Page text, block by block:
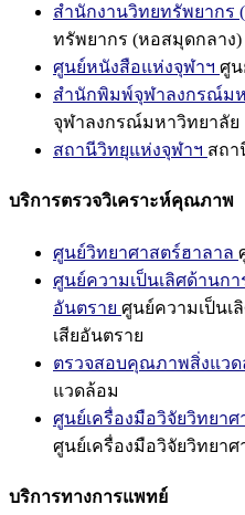
สำนักงานวิทยทรัพยากร
ทรัพยากร (หอสมุดกลาง)
ศูนย์หนังสือแห่งจุฬาฯ ศูน
สำนักพิมพ์จุฬาลงกรณ์ม
จุฬาลงกรณ์มหาวิทยาลัย
สถานีวิทยุแห่งจุฬาฯ สถา
บริการตรวจวิเคราะห์คุณภาพ
ศูนย์วิทยาศาสตร์ฮาลาล
ศูนย์ความเป็นเลิศด้านก
อันตราย ศูนย์ความเป็นเ
เสียอันตราย
ตรวจสอบคุณภาพสิ่งแวด
แวดล้อม
ศูนย์เครื่องมือวิจัยวิทยาศ
ศูนย์เครื่องมือวิจัยวิทยาศ
บริการทางการแพทย์